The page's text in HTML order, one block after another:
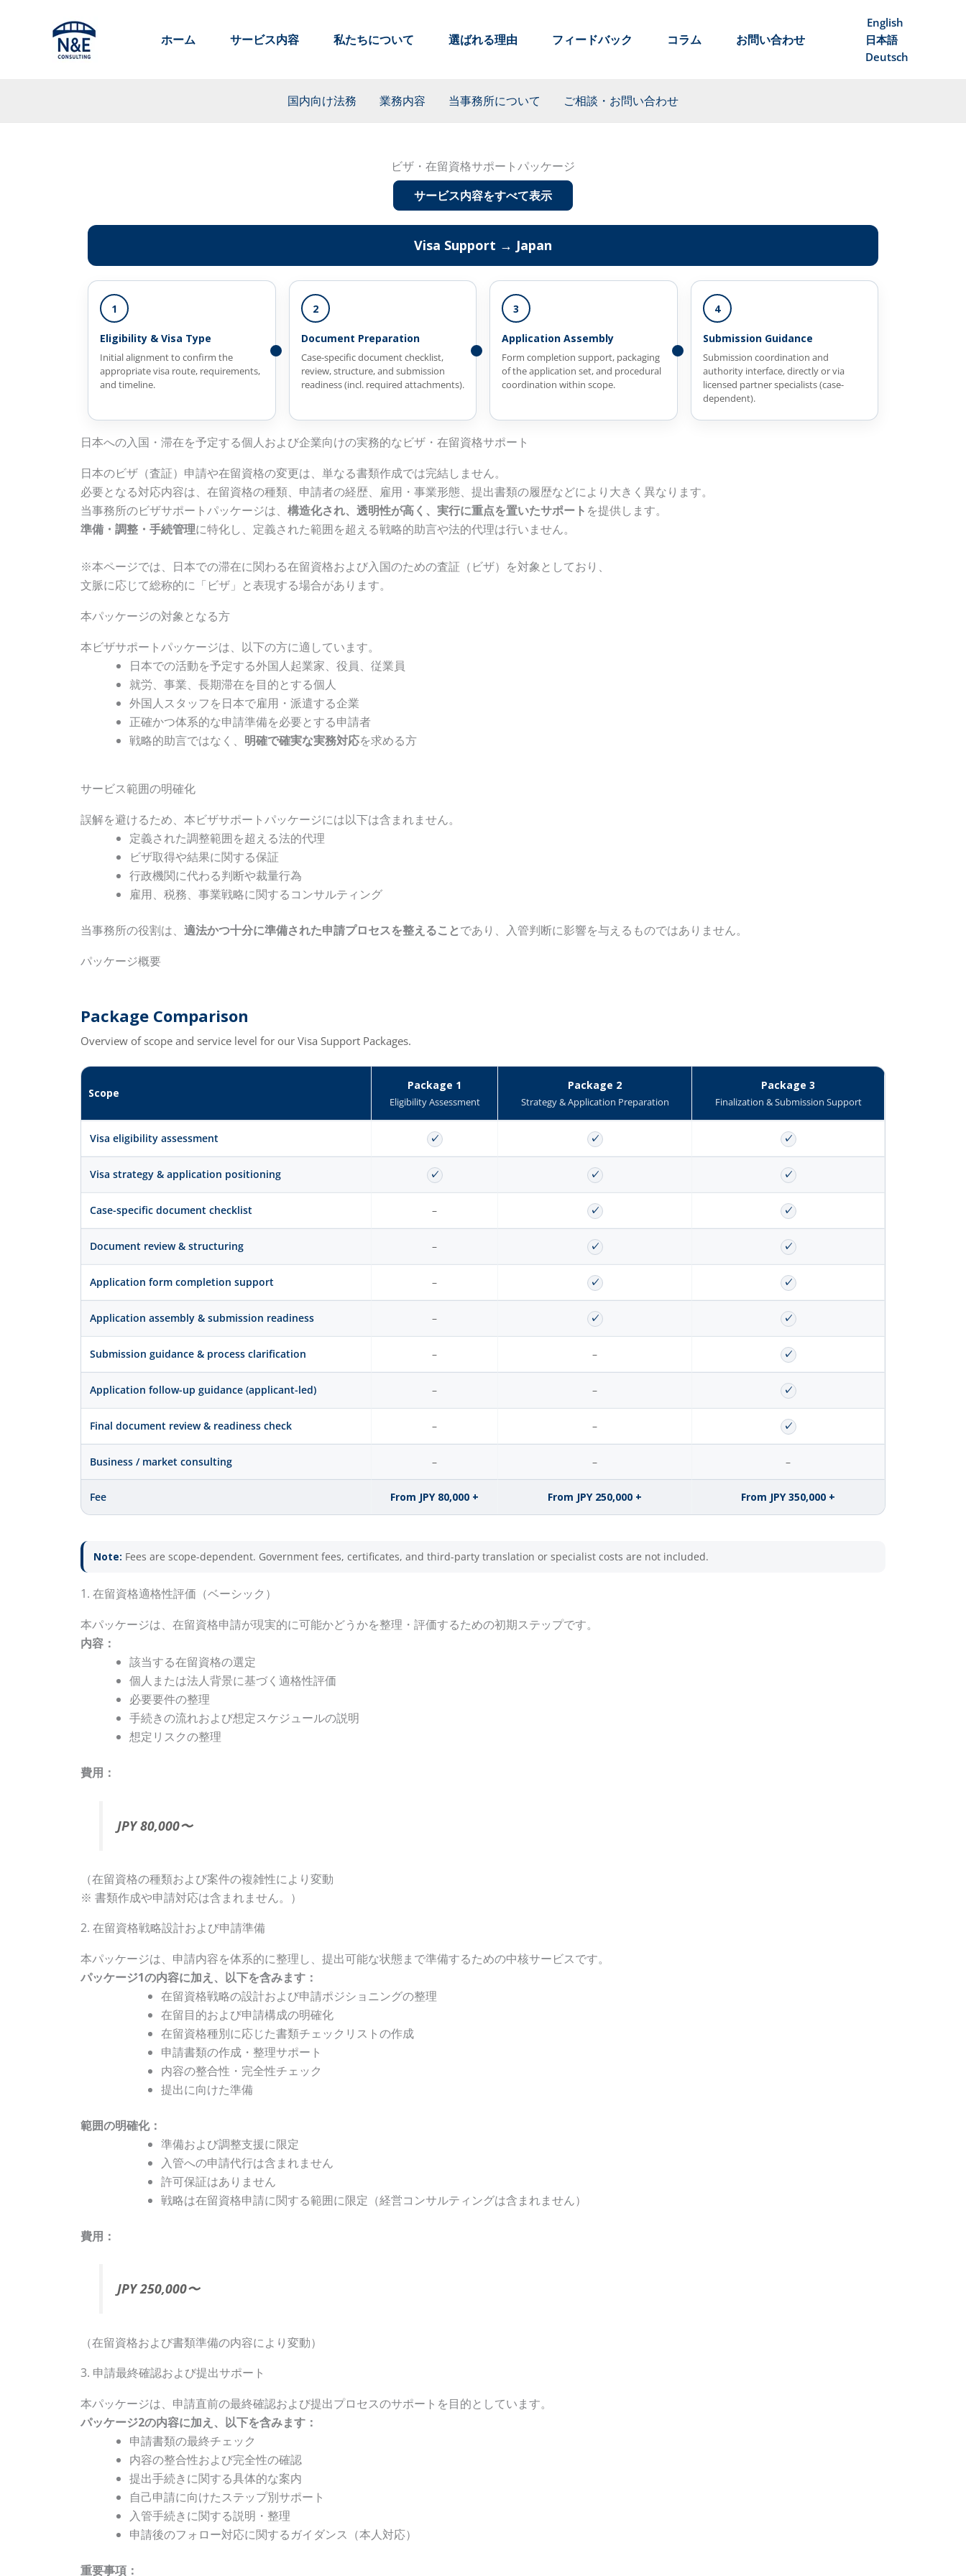
ホーム サービス内容 私たちについて​ 選ばれる理由​ フィードバック コラム お問い合わせ
English
日本語
Deutsch
国内向け法務 業務内容 当事務所について ご相談・お問い合わせ
ビザ・在留資格サポートパッケージ
サービス内容をすべて表示
Visa Support → Japan
1
Eligibility & Visa Type
Initial alignment to confirm the
appropriate visa route, requirements,
and timeline.
2
Document Preparation
Case-specific document checklist,
review, structure, and submission
readiness (incl. required attachments).
3
Application Assembly
Form completion support, packaging
of the application set, and procedural
coordination within scope.
4
Submission Guidance
Submission coordination and
authority interface, directly or via
licensed partner specialists (case-
dependent).
日本への入国・滞在を予定する個人および企業向けの実務的なビザ・在留資格サポート
日本のビザ（査証）申請や在留資格の変更は、単なる書類作成では完結しません。
必要となる対応内容は、在留資格の種類、申請者の経歴、雇用・事業形態、提出書類の履歴などにより大きく異なります。
当事務所のビザサポートパッケージは、 構造化され、透明性が高く、実行に重点を置いたサポート を提供します。
準備・調整・手続管理に特化し、定義された範囲を超える戦略的助言や法的代理は行いません。
※本ページでは、日本での滞在に関わる在留資格および入国のための査証（ビザ）を対象としており、
文脈に応じて総称的に「ビザ」と表現する場合があります。
本パッケージの対象となる方
本ビザサポートパッケージは、以下の方に適しています。
日本での活動を予定する外国人起業家、役員、従業員
就労、事業、長期滞在を目的とする個人
外国人スタッフを日本で雇用・派遣する企業
正確かつ体系的な申請準備を必要とする申請者
戦略的助言ではなく、 明確で確実な実務対応を求める方
サービス範囲の明確化
誤解を避けるため、本ビザサポートパッケージには以下は含まれません。
定義された調整範囲を超える法的代理
ビザ取得や結果に関する保証
行政機関に代わる判断や裁量行為
雇用、税務、事業戦略に関するコンサルティング
当事務所の役割は、 適法かつ十分に準備された申請プロセスを整えることであり、入管判断に影響を与えるものではありません。
パッケージ概要
Package Comparison
Overview of scope and service level for our Visa Support Packages.
Scope
Package 1
Eligibility Assessment
Package 2
Strategy & Application Preparation
Package 3
Finalization & Submission Support
Visa eligibility assessment ✓ ✓ ✓
Visa strategy & application positioning ✓ ✓ ✓
Case-specific document checklist – ✓ ✓
Document review & structuring – ✓ ✓
Application form completion support – ✓ ✓
Application assembly & submission readiness – ✓ ✓
Submission guidance & process clarification – – ✓
Application follow-up guidance (applicant-led) – – ✓
Final document review & readiness check – – ✓
Business / market consulting – – –
Fee From JPY 80,000 + From JPY 250,000 + From JPY 350,000 +
Note: Fees are scope-dependent. Government fees, certificates, and third-party translation or specialist costs are not included.
1. 在留資格適格性評価（ベーシック）
本パッケージは、在留資格申請が現実的に可能かどうかを整理・評価するための初期ステップです。
内容：
該当する在留資格の選定
個人または法人背景に基づく適格性評価
必要要件の整理
手続きの流れおよび想定スケジュールの説明
想定リスクの整理
費用：
JPY 80,000〜
（在留資格の種類および案件の複雑性により変動
※ 書類作成や申請対応は含まれません。）
2. 在留資格戦略設計および申請準備
本パッケージは、申請内容を体系的に整理し、提出可能な状態まで準備するための中核サービスです。
パッケージ1の内容に加え、以下を含みます：
在留資格戦略の設計および申請ポジショニングの整理
在留目的および申請構成の明確化
在留資格種別に応じた書類チェックリストの作成
申請書類の作成・整理サポート
内容の整合性・完全性チェック
提出に向けた準備
範囲の明確化：
準備および調整支援に限定
入管への申請代行は含まれません
許可保証はありません
戦略は在留資格申請に関する範囲に限定（経営コンサルティングは含まれません）
費用：
JPY 250,000〜
（在留資格および書類準備の内容により変動）
3. 申請最終確認および提出サポート
本パッケージは、申請直前の最終確認および提出プロセスのサポートを目的としています。
パッケージ2の内容に加え、以下を含みます：
申請書類の最終チェック
内容の整合性および完全性の確認
提出手続きに関する具体的な案内
自己申請に向けたステップ別サポート
入管手続きに関する説明・整理
申請後のフォロー対応に関するガイダンス（本人対応）
重要事項：